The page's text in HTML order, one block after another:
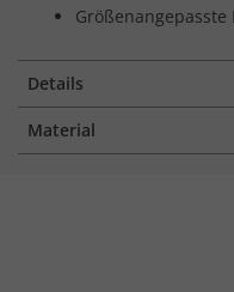
Größenangepasste
Details
Material